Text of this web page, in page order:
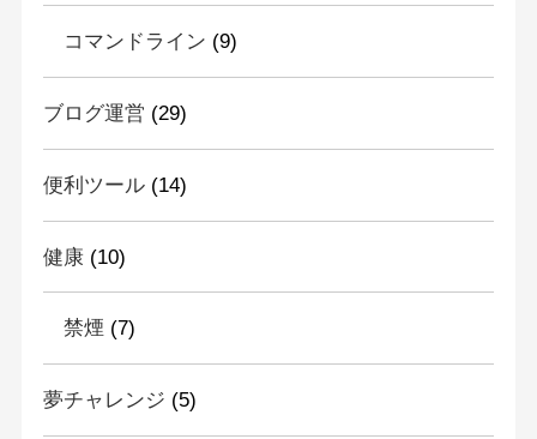
コマンドライン (9)
ブログ運営 (29)
便利ツール(14)
健康(10)
禁煙 (7)
夢チャレンジ (5)